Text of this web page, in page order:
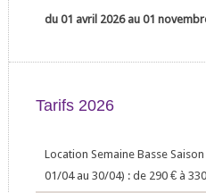
du 01 avril 2026 au 01
Tarifs 2026
Location Semaine Basse
01/04 au 30/04) : de 290 €à 330